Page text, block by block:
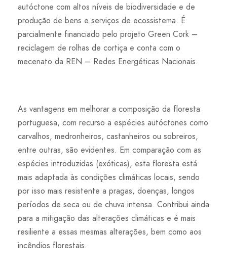
autóctone com altos níveis de biodiversidade e de
produção de bens e serviços de ecossistema. É
parcialmente financiado pelo projeto Green Cork –
reciclagem de rolhas de cortiça e conta com o
mecenato da REN – Redes Energéticas Nacionais.
As vantagens em melhorar a composição da floresta
portuguesa, com recurso a espécies autóctones como
carvalhos, medronheiros, castanheiros ou sobreiros,
entre outras, são evidentes. Em comparação com as
espécies introduzidas (exóticas), esta floresta está
mais adaptada às condições climáticas locais, sendo
por isso mais resistente a pragas, doenças, longos
períodos de seca ou de chuva intensa. Contribui ainda
para a mitigação das alterações climáticas e é mais
resiliente a essas mesmas alterações, bem como aos
incêndios florestais.